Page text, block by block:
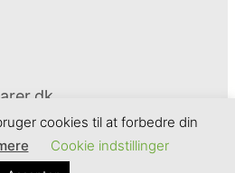
cookies til at forbedre din
Cookie indstillinger